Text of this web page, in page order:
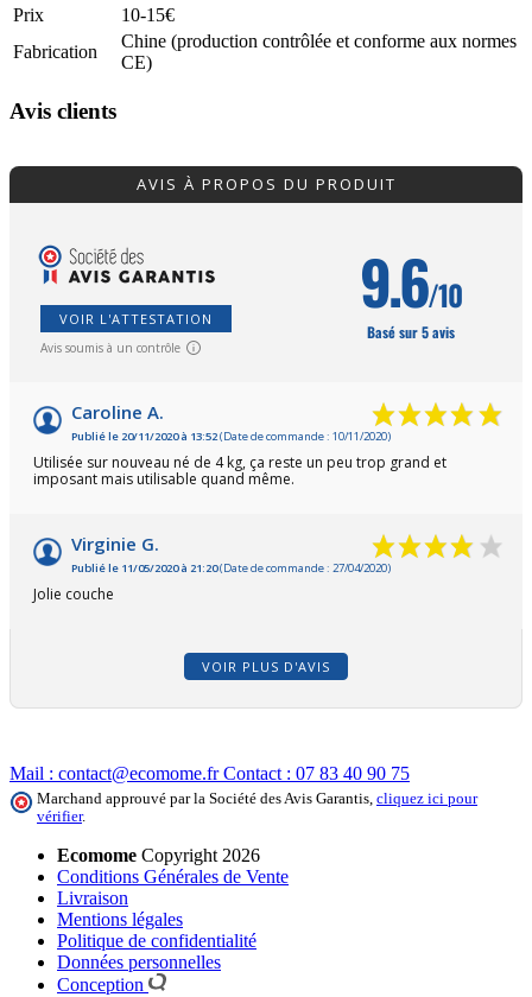
Prix
10-15€
Fabrication
Chine (production contrôlée et conforme aux normes
CE)
Avis clients
AVIS À PROPOS DU PRODUIT
VOIR L'ATTESTATION
Avis soumis à un contrôle
9.6/10
Basé sur 5 avis
Caroline A.
Publié le 20/11/2020 à 13:52(Date de commande : 10/11/2020)
Utilisée sur nouveau né de 4 kg, ça reste un peu trop grand et
imposant mais utilisable quand même.
Virginie G.
Publié le 11/05/2020 à 21:20(Date de commande : 27/04/2020)
Jolie couche
VOIR PLUS D'AVIS
Mail : contact@ecomome.fr Contact : 07 83 40 90 75
Marchand approuvé par la Société des Avis Garantis, cliquez ici pour
vérifier.
Ecomome Copyright 2026
Conditions Générales de Vente
Livraison
Mentions légales
Politique de confidentialité
Données personnelles
Conception